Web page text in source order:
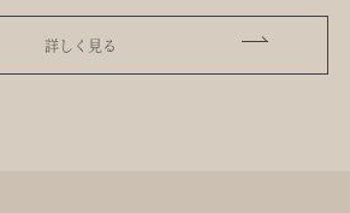
詳しく見る